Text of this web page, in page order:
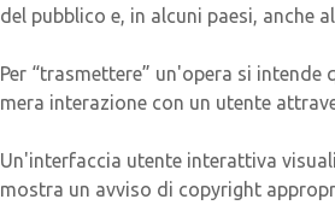
del pubblico e, in alcuni paesi, anche
Per “trasmettere” un'opera si
mera interazione con un utente
Un'interfaccia utente interattiva
mostra un avviso di copyright